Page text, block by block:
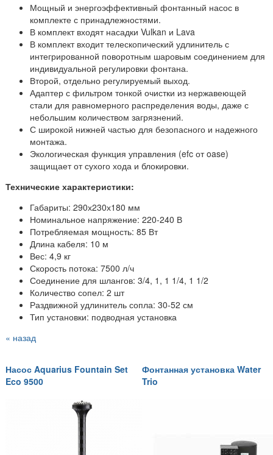
Мощный и энергоэффективный фонтанный насос в
комплекте с принадлежностями.
В комплект входят насадки Vulkan и Lava
В комплект входит телескопический удлинитель с
интегрированной поворотным шаровым соединением для
индивидуальной регулировки фонтана.
Второй, отдельно регулируемый выход.
Адаптер с фильтром тонкой очистки из нержавеющей
стали для равномерного распределения воды, даже с
небольшим количеством загрязнений.
С широкой нижней частью для безопасного и надежного
монтажа.
Экологическая функция управления (efc от oase)
защищает от сухого хода и блокировки.
Технические характеристики:
Габариты: 290х230х180 мм
Номинальное напряжение: 220-240 В
Потребляемая мощность: 85 Вт
Длина кабеля: 10 м
Вес: 4,9 кг
Скорость потока: 7500 л/ч
Соединение для шлангов: 3/4, 1, 1 1/4, 1 1/2
Количество сопел: 2 шт
Раздвижной удлинитель сопла: 30-52 см
Тип установки: подводная установка
« назад
Насос Aquarius Fountain Set
Eco 9500
Фонтанная установка Water
Trio